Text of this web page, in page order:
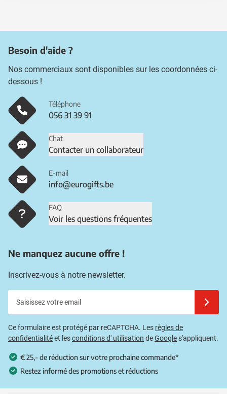
Besoin d'aide ?
Nos commerciaux sont disponibles sur les coordonnées ci-
dessous !
Téléphone
056 31 39 91
Chat
Contacter un collaborateur
E-mail
info@eurogifts.be
FAQ
Voir les questions fréquentes
Ne manquez aucune offre !
Inscrivez-vous à notre newsletter.
Ce formulaire est protégé par reCAPTCHA. Les règles de
confidentialitéet lesconditions d' utilisation deGoogles'appliquent.
€ 25,- de réduction sur votre prochaine commande*
Restez informé des promotions et réductions